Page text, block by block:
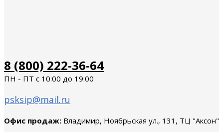
8 (800) 222-36-64
ПН - ПТ с 10:00 до 19:00
psksip@mail.ru
Офис продаж: Владимир, Ноябрьская ул., 131, ТЦ "Аксон"